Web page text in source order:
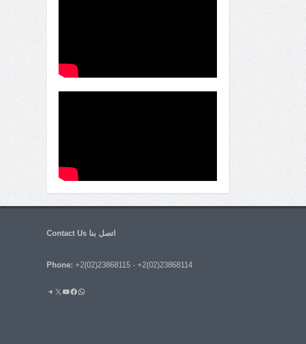
اتصل بنا Contact Us
Phone: +2(02)23868115- +2(02)23868114
واتساب
فيسبوك
يوتيوب
إكستيليجرام